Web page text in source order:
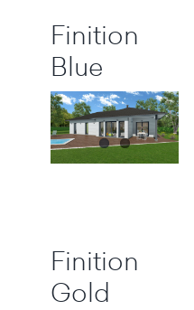
Finition
Blue
Finition
Gold